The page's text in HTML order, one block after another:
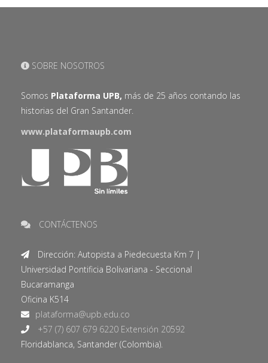
SOBRE NOSOTROS
Somos Plataforma UPB, más de 25 años contando las
historias del Gran Santander.
www.plataformaupb.com
CONTÁCTENOS
Dirección: Autopista a Piedecuesta Km 7 |
Universidad Pontificia Bolivariana - Seccional
Bucaramanga
Oficina K514
+57 (7) 607 679 6220 Extensión 20592
Floridablanca, Santander (Colombia).